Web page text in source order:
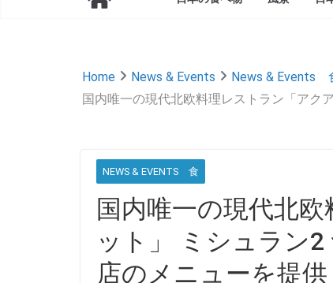
Home News & Events
News & Events
国内唯一の現代北欧料理レストラン「アク
NEWS & EVENTS 食
国内唯一の現代北
ット」 ミシュラン
店のメニューを提供